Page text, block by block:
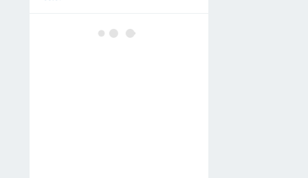
Один день в Арзамасе: